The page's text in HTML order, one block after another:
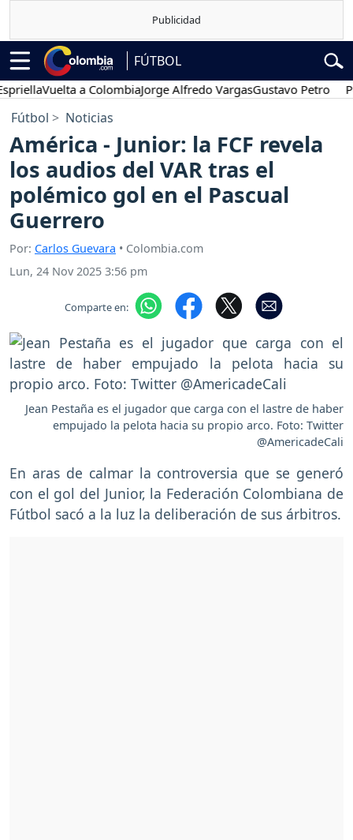
FÚTBOL
Vuelta a ColombiaJorge Alfredo VargasGustavo Petro
Fútbol Noticias
América - Junior: la FCF revela
los audios del VAR tras el
polémico gol en el Pascual
Guerrero
Por: Carlos Guevara • Colombia.com
Lun, 24 Nov 2025 3:56 pm
Comparte en:
Jean Pestaña es el jugador que carga con el lastre de haber
empujado la pelota hacia su propio arco. Foto: Twitter
@AmericadeCali
En aras de calmar la controversia que se generó
con el gol del Junior, la Federación Colombiana de
Fútbol sacó a la luz la deliberación de sus árbitros.